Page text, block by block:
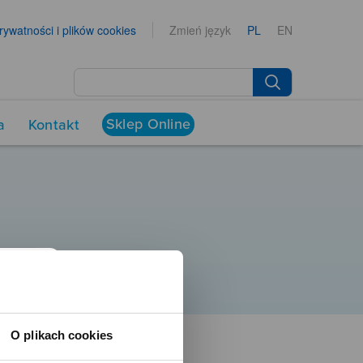
O plikach cookies
i plików cookies Zmień język PL EN
Kontakt Sklep Online